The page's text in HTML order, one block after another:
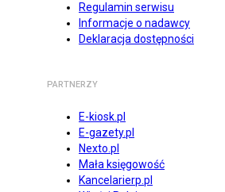
Regulamin serwisu
Informacje o nadawcy
Deklaracja dostępności
PARTNERZY
E-kiosk.pl
E-gazety.pl
Nexto.pl
Mała księgowość
Kancelarierp.pl